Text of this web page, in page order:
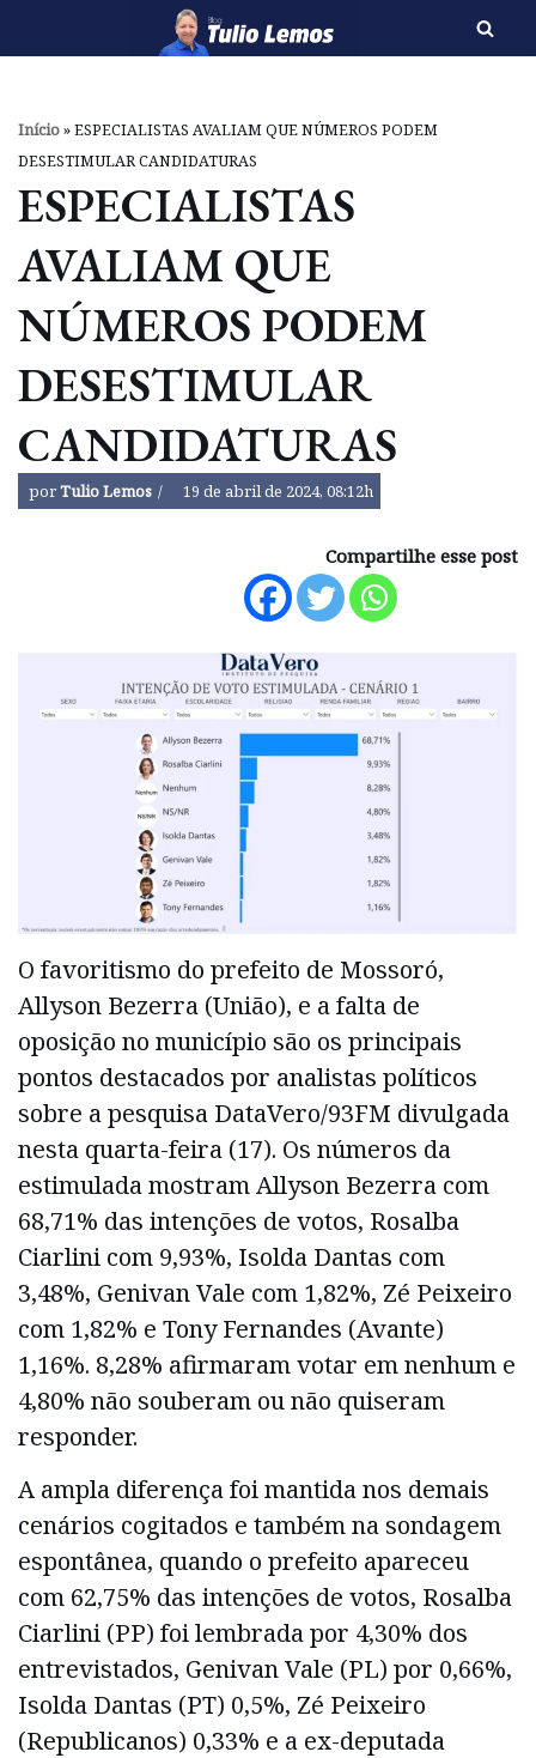
o
conteúdo
Início»ESPECIALISTAS AVALIAM QUE NÚMEROS PODEM
DESESTIMULAR CANDIDATURAS
ESPECIALISTAS
AVALIAM QUE
NÚMEROS PODEM
DESESTIMULAR
CANDIDATURAS
porTulio Lemos 19 de abril de 2024, 08:12h
Compartilhe esse post
O favoritismo do prefeito de Mossoró,
Allyson Bezerra (União), e a falta de
oposição no município são os principais
pontos destacados por analistas políticos
sobre a pesquisa DataVero/93FM divulgada
nesta quarta-feira (17). Os números da
estimulada mostram Allyson Bezerra com
68,71% das intenções de votos, Rosalba
Ciarlini com 9,93%, Isolda Dantas com
3,48%, Genivan Vale com 1,82%, Zé Peixeiro
com 1,82% e Tony Fernandes (Avante)
1,16%. 8,28% afirmaram votar em nenhum e
4,80% não souberam ou não quiseram
responder.
A ampla diferença foi mantida nos demais
cenários cogitados e também na sondagem
espontânea, quando o prefeito apareceu
com 62,75% das intenções de votos, Rosalba
Ciarlini (PP) foi lembrada por 4,30% dos
entrevistados, Genivan Vale (PL) por 0,66%,
Isolda Dantas (PT) 0,5%, Zé Peixeiro
(Republicanos) 0,33% e a ex-deputada